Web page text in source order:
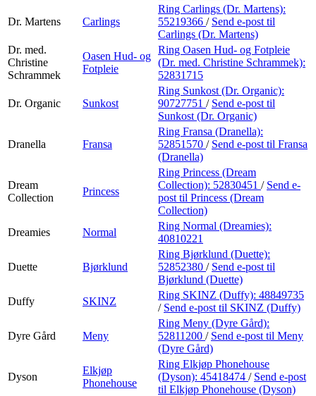
Dr. Martens Carlings
Ring Carlings (Dr. Martens):
55219366 / Send e-post til
Carlings (Dr. Martens)
Dr. med.
Christine
Schrammek
Oasen Hud- og
Fotpleie
Ring Oasen Hud- og Fotpleie
(Dr. med. Christine Schrammek):
52831715
Dr. Organic Sunkost
Ring Sunkost (Dr. Organic):
90727751 / Send e-post til
Sunkost (Dr. Organic)
Dranella Fransa
Ring Fransa (Dranella):
52851570 / Send e-post til Fransa
(Dranella)
Dream
Collection
Princess
Ring Princess (Dream
Collection): 52830451 / Send e-
post til Princess (Dream
Collection)
Dreamies
Normal
Ring Normal (Dreamies):
40810221
Duette Bjørklund
Ring Bjørklund (Duette):
52852380 / Send e-post til
Bjørklund (Duette)
Duffy
SKINZ
Ring SKINZ (Duffy): 48849735
/ Send e-post til SKINZ (Duffy)
Dyre Gård Meny
Ring Meny (Dyre Gård):
52811200 / Send e-post til Meny
(Dyre Gård)
Dyson
Elkjøp
Phonehouse
Ring Elkjøp Phonehouse
(Dyson): 45418474 / Send e-post
til Elkjøp Phonehouse (Dyson)